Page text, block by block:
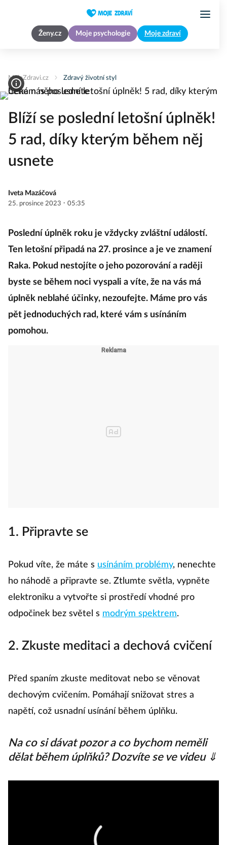
Ženy.cz Moje psychologie Moje zdraví
MojeZdravi.cz Zdravý životní styl
Blíží se poslední letošní úplněk!
5 rad, díky kterým během něj
usnete
Iveta Mazáčová
25. prosince 2023 · 05:35
Poslední úplněk roku je vždycky zvláštní událostí.
Ten letošní připadá na 27. prosince a je ve znamení
Raka. Pokud nestojíte o jeho pozorování a raději
byste se během noci vyspali a víte, že na vás má
úplněk neblahé účinky, nezoufejte. Máme pro vás
pět jednoduchých rad, které vám s usínáním
pomohou.
1. Připravte se
Pokud víte, že máte s usínáním problémy, nenechte
ho náhodě a připravte se. Ztlumte světla, vypněte
elektroniku a vytvořte si prostředí vhodné pro
odpočinek bez světel s modrým spektrem.
2. Zkuste meditaci a dechová cvičení
Před spaním zkuste meditovat nebo se věnovat
dechovým cvičením. Pomáhají snižovat stres a
napětí, což usnadní usínání během úplňku.
Na co si dávat pozor a co bychom neměli
dělat během úplňků? Dozvíte se ve videu ⇓